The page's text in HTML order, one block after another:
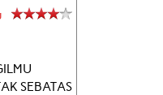
SEBATAS